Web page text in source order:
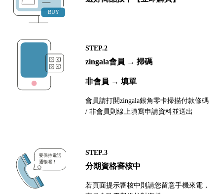
STEP.2
zingala會員 → 掃碼
非會員 → 填單
會員請打開zingala銀角零卡掃描付款條碼
/ 非會員則線上填寫申請資料並送出
STEP.3
分期資格審核中
若頁面提示審核中則請您留意手機來電，